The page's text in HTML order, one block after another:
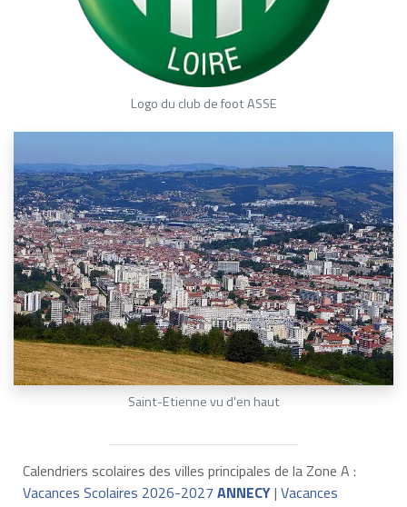
Logo du club de foot ASSE
Saint-Etienne vu d'en haut
Calendriers scolaires des villes principales de la Zone A :
Vacances Scolaires 2026-2027 ANNECY| Vacances